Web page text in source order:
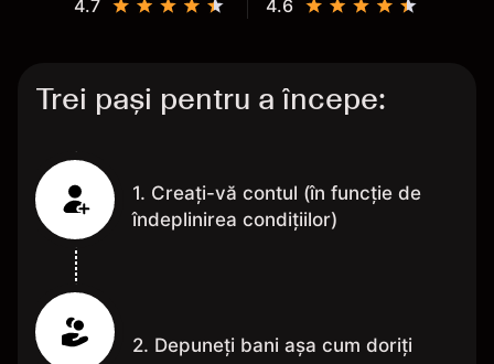
4.7 4.6
Trei pași pentru a începe:
1. Creați-vă contul (în funcție de
îndeplinirea condițiilor)
2. Depuneți bani așa cum doriți